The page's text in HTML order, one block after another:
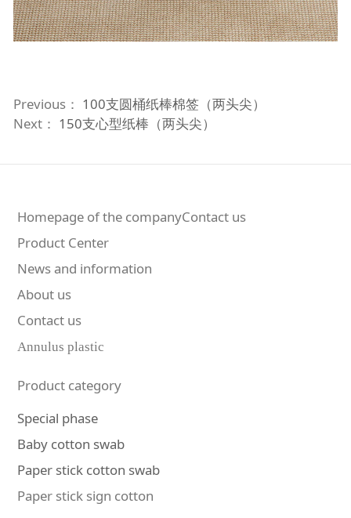
Previous： 100支圆桶纸棒棉签（两头尖）
Next： 150支心型纸棒（两头尖）
Homepage of the companyContact us
Product Center
News and information
About us
Contact us
Annulus plastic
Product category
Special phase
Baby cotton swab
Paper stick cotton swab
Paper stick sign cotton